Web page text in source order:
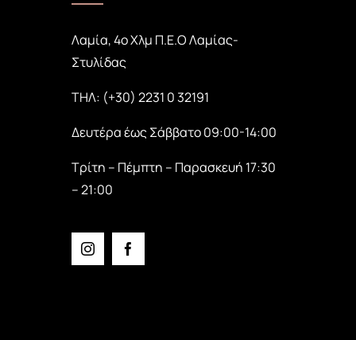
Λαμία, 4ο Χλμ Π.Ε.Ο Λαμίας-
Στυλίδας
ΤΗΛ: (+30) 2231 0 32191
Δευτέρα έως Σάββατο 09:00-14:00
Τρίτη – Πέμπτη – Παρασκευή 17:30
– 21:00